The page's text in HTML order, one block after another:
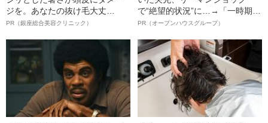
ジを。あなたの抜け毛大丈
夫！？
PR（銀座総合美容クリニック）
で“絶望的状況”に…→「一時期は
納品3年待ち」のヒット商品を生
明かす、“逆転の戦術”
PR（オープンハウスグループ）